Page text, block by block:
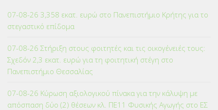
07-08-26 3,358 εκατ. ευρώ στο Πανεπιστήμιο Κρήτης για το
στεγαστικό επίδομα
07-08-26 Στήριξη στους φοιτητές και τις οικογένειές τους:
Σχεδόν 2,3 εκατ. ευρώ για τη φοιτητική στέγη στο
Πανεπιστήμιο Θεσσαλίας
07-08-26 Κύρωση αξιολογικού πίνακα για την κάλυψη με
απόσπαση δύο (2) θέσεων κλ. ΠΕ11 Φυσικής Αγωγής στο ΕΣ